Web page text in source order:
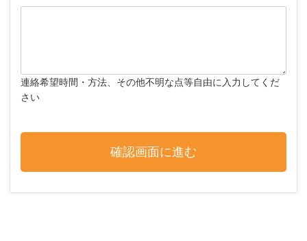
連絡希望時間・方法、その他不明な点等自由に入力してくだ
さい